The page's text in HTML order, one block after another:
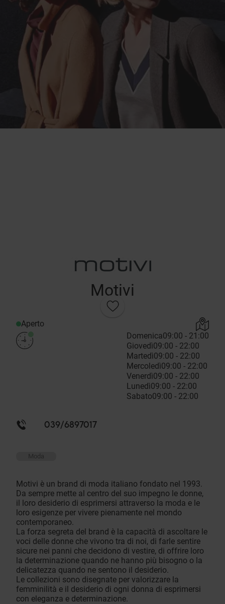
Motivi
Aperto
Domenica09:00 - 21:00
Giovedì09:00 - 22:00
Martedì09:00 - 22:00
Mercoledì09:00 - 22:00
Venerdì09:00 - 22:00
Lunedì09:00 - 22:00
Sabato09:00 - 22:00
039/6897017
Moda
Motivi è un brand di moda italiano fondato nel 1993.
Da sempre mette al centro del suo impegno le donne,
il loro desiderio di esprimersi attraverso la moda e le
loro esigenze per vivere pienamente nel mondo
contemporaneo.
La forza segreta del brand è la capacità di ascoltare le
voci delle donne che vivono tra di noi, di farle sentire
sicure nei panni che decidono di vestire, di offrire loro
la determinazione quando ne hanno più bisogno o la
delicatezza quando ne sentono il desiderio.
Le collezioni sono disegnate per valorizzare la
femminilità e il desiderio di ogni donna di esprimersi
con eleganza e determinazione.